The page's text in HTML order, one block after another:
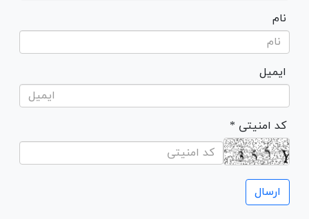
نام
ایمیل
* کد امنیتی